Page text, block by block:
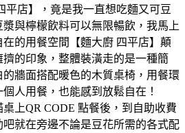
平店】，竟是我一直想吃麵又可豆
與檸檬飲料可以無限暢飲，我馬上
的用餐空間【麵大廚 四平店】顛
的印象，整體裝潢走的是一種簡
牆面搭配暖色的木質桌椅，用餐環
人用餐，也能感到放鬆自在！
上QR CODE 點餐後，到自助收費
就在旁邊不論是豆花所需的各式配